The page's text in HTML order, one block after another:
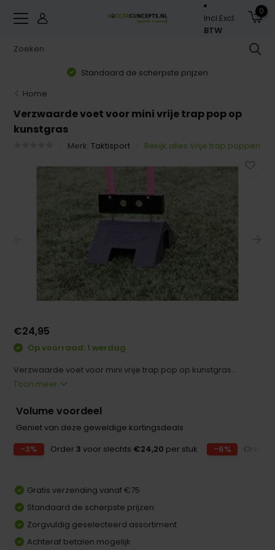
Incl.Excl.
BTW
0
Standaard de scherpste prijzen
Home
Verzwaarde voet voor mini vrije trap pop op
kunstgras
Merk:Taktisport Bekijk alles Vrije trap poppen
€24,95
Op voorraad: 1 werdag
Verzwaarde voet voor mini vrije trap pop op kunstgras...
Toon meer
Volume voordeel
Geniet van deze geweldige kortingsdeals
-3%
Order 3 voor slechts €24,20 per stuk -6% Order
Gratis verzending vanaf €75
Standaard de scherpste prijzen
Zorgvuldig geselecteerd assortiment
Achteraf betalen mogelijk